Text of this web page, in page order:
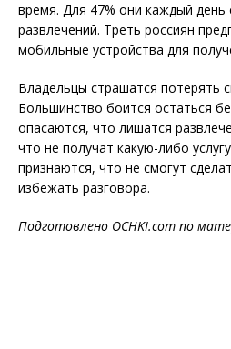
время. Для 47% они каждый день
развлечений. Треть россиян
мобильные устройства для
Владельцы страшатся потерять
Большинство боится остаться
опасаются, что лишатся
что не получат какую-либо
признаются, что не смогут
избежать разговора.
Подготовлено OCHKI.com по